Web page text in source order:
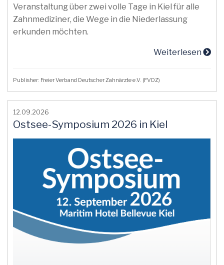
Veranstaltung über zwei volle Tage in Kiel für alle
Zahnmediziner, die Wege in die Niederlassung
erkunden möchten.
Weiterlesen
Publisher: Freier Verband Deutscher Zahnärzte e.V. (FVDZ)
12.09.2026
Ostsee-Symposium 2026 in Kiel